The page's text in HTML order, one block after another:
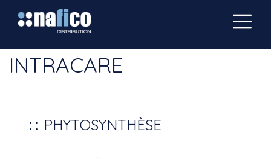
INTRACARE
PHYTOSYNTHÈSE